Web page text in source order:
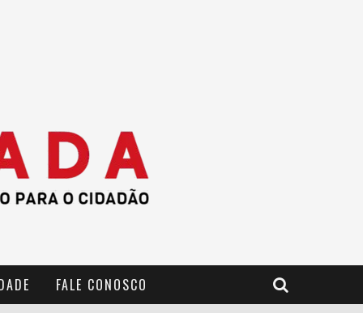
FALE CONOSCO